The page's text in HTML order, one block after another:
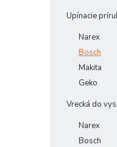
Upínacie
Narex
Bosch
Makita
Geko
Vrecká do
Narex
Bosch